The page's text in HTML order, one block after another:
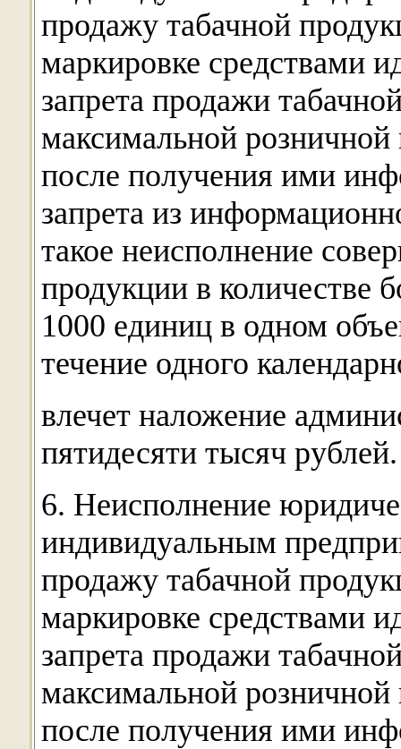
продажу табачной
маркировке средствами
запрета продажи
максимальной
после получения ими
запрета из
такое неисполнение
продукции в количестве
1000 единиц в одном
течение одного
влечет наложение
пятидесяти тысяч рублей.
6. Неисполнение
индивидуальным
продажу табачной
маркировке средствами
запрета продажи
максимальной
после получения ими